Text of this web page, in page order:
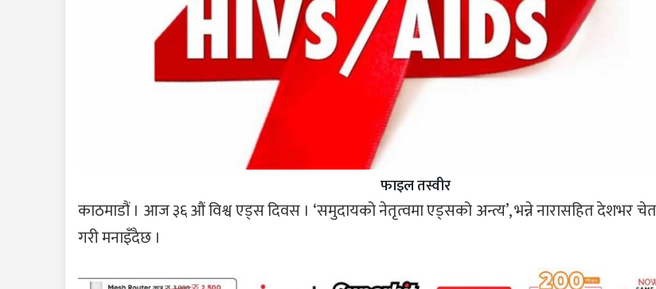
फाइल तस्वीर
काठमाडौं । आज ३६ औं विश्व एड्स दिवस । ‘समुदायको नेतृत्वमा एड्सको अन्त्य’, भन्ने नारासहित देशभर
गरी मनाइँदैछ ।